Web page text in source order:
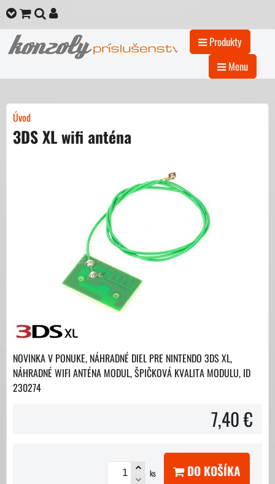
Produkty
Menu
Úvod
3DS XL wifi anténa
NOVINKA V PONUKE, NÁHRADNÉ DIEL PRE NINTENDO 3DS XL,
NÁHRADNÉ WIFI ANTÉNA MODUL, ŠPIČKOVÁ KVALITA MODULU, ID
230274
7,40 €
ks DO KOŠÍKA